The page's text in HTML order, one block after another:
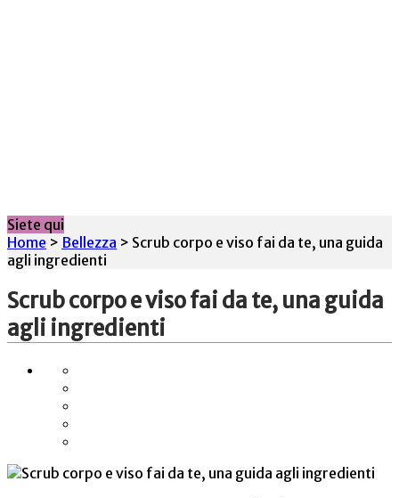
Siete qui
Home > Bellezza > Scrub corpo e viso fai da te, una guida
agli ingredienti
Scrub corpo e viso fai da te, una guida
agli ingredienti